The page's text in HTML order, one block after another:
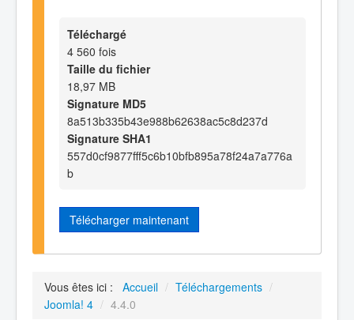
Téléchargé
4 560 fois
Taille du fichier
18,97 MB
Signature MD5
8a513b335b43e988b62638ac5c8d237d
Signature SHA1
557d0cf9877fff5c6b10bfb895a78f24a7a776a
b
Télécharger maintenant
Vous êtes ici : Accueil / Téléchargements /
Joomla! 4 / 4.4.0